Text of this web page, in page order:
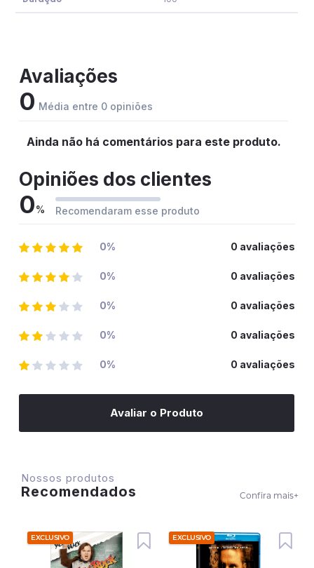
Avaliações
0 Média entre 0 opiniões
Ainda não há comentários para este produto.
Opiniões dos clientes
0% Recomendaram esse produto
0% 0 avaliações
0% 0 avaliações
0% 0 avaliações
0% 0 avaliações
0% 0 avaliações
Avaliar o Produto
Nossos produtos
Recomendados Confira mais+
EXCLUSIVO EXCLUSIVO